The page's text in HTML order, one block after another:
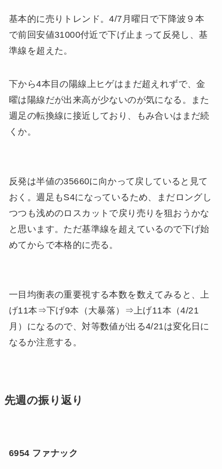
基本的に売りトレンド。4/7月曜日で下降波９本
で前回安値31000付近で下げ止まって反発し、基
準線を超えた。
下から4本目の陽線上ヒゲはまだ超えれずで、金
曜は陽線だが出来高が少ないのが気になる。また
週足の転換線に接近しており、もみ合いはまだ続
くか。
反発は半値の35660に向かって戻していると見て
おく。週足もS4になっているため、まだロングし
つつも浅めのロスカットで戻り売りを狙おうかな
と思います。ただ基準線を超えているので下げ始
めてからで本格的に売る。
一目均衡表の重要視する本数を数えてみると、上
げ11本⇒下げ9本（大暴落）⇒上げ11本（4/21
月）になるので、対等数値が出る4/21は変化日に
なるか注意する。
先週の振り返り
6954 ファナック